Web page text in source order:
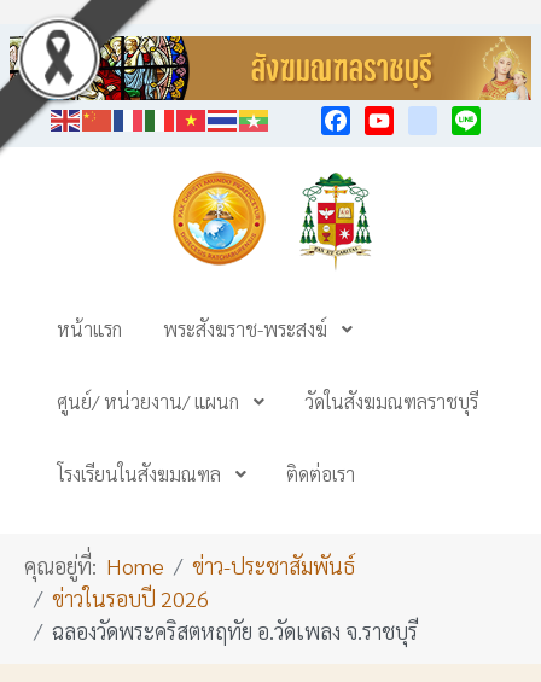
หน้าแรก พระสังฆราช-พระสงฆ์
ศูนย์/ หน่วยงาน/ แผนก วัดในสังฆมณฑลราชบุรี
โรงเรียนในสังฆมณฑล ติดต่อเรา
คุณอยู่ที่: Home
ข่าว-ประชาสัมพันธ์
ข่าวในรอบปี 2026
ฉลองวัดพระคริสตหฤทัย อ.วัดเพลง จ.ราชบุรี